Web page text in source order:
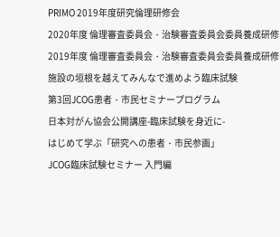
PRIMO 2019年度研究倫理研修会
2020年度 倫理審査委員会・治験審査委員会委員養成研修
2019年度 倫理審査委員会・治験審査委員会委員養成研修
施設の垣根を越えてみんなで進めよう臨床試験
第3回JCOG患者・市民セミナープログラム
日本対がん協会公開講座-臨床試験を身近に-
はじめて学ぶ「研究への患者・市民参画」
JCOG臨床試験セミナー 入門編